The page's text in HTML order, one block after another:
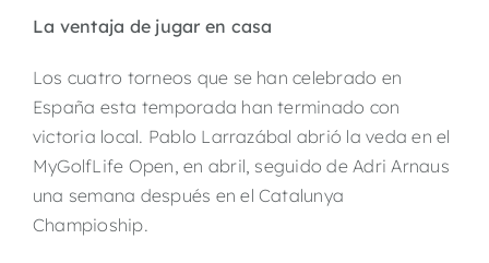
La ventaja de jugar en casa
Los cuatro torneos que se han celebrado en
España esta temporada han terminado con
victoria local. Pablo Larrazábal abrió la veda en el
MyGolfLife Open, en abril, seguido de Adri Arnaus
una semana después en el Catalunya
Champioship.